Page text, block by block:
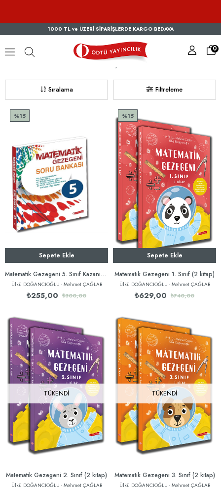
1000 TL ve ÜZERİ SİPARİŞLERDE KARGO BEDAVA
0
Filtreleme
Sıralama
Sepete Ekle
Matematik Gezegeni 5. Sınıf Kazanımlı Soru Bankası
Ülkü DOĞANCIOĞLU - Mehmet ÇAĞLAR
₺255,00 ₺300,00
%15
Sepete Ekle
Matematik Gezegeni 1. Sınıf (2 kitap)
Ülkü DOĞANCIOĞLU - Mehmet ÇAĞLAR
₺629,00 ₺740,00
%15
TÜKENDI
Matematik Gezegeni 2. Sınıf (2 kitap)
Ülkü DOĞANCIOĞLU - Mehmet ÇAĞLAR
TÜKENDI
Matematik Gezegeni 3. Sınıf (2 kitap)
Ülkü DOĞANCIOĞLU - Mehmet ÇAĞLAR